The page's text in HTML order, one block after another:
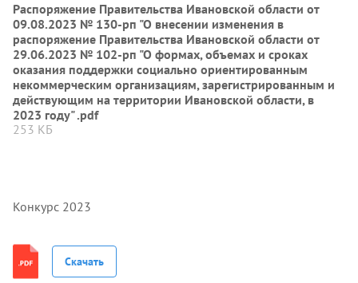
Распоряжение Правительства Ивановской области от
09.08.2023 № 130-рп "О внесении изменения в
распоряжение Правительства Ивановской области от
29.06.2023 № 102-рп "О формах, объемах и сроках
оказания поддержки социально ориентированным
некоммерческим организациям, зарегистрированным и
действующим на территории Ивановской области, в
2023 году" .pdf
253 КБ
Конкурс 2023
Скачать